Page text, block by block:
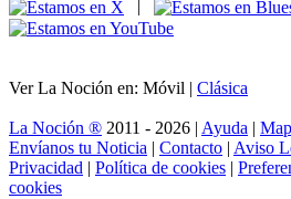
|
Ver La Noción en: Móvil | Clásica
La Noción ® 2011 - 2026 | Ayuda |
Envíanos tu Noticia | Contacto | Aviso
Privacidad | Política de cookies |
cookies